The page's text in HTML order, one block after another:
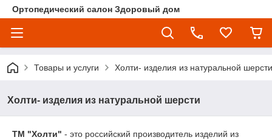
Ортопедический салон Здоровый дом
Товары и услуги Холти- изделия из натуральной шерсти
Холти- изделия из натуральной шерсти
ТМ "Холти" - это российский производитель изделий из